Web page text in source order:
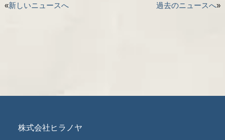
«新しいニュースへ 過去のニュースへ»
株式会社ヒラノヤ